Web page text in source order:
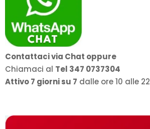
Contattaci via Chat oppure
Chiamaci al Tel 347 0737304
Attivo 7 giorni su 7 dalle ore 10 alle 22